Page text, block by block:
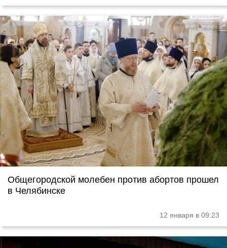
Общегородской молебен против абортов прошел
в Челябинске
12 января в 09:23